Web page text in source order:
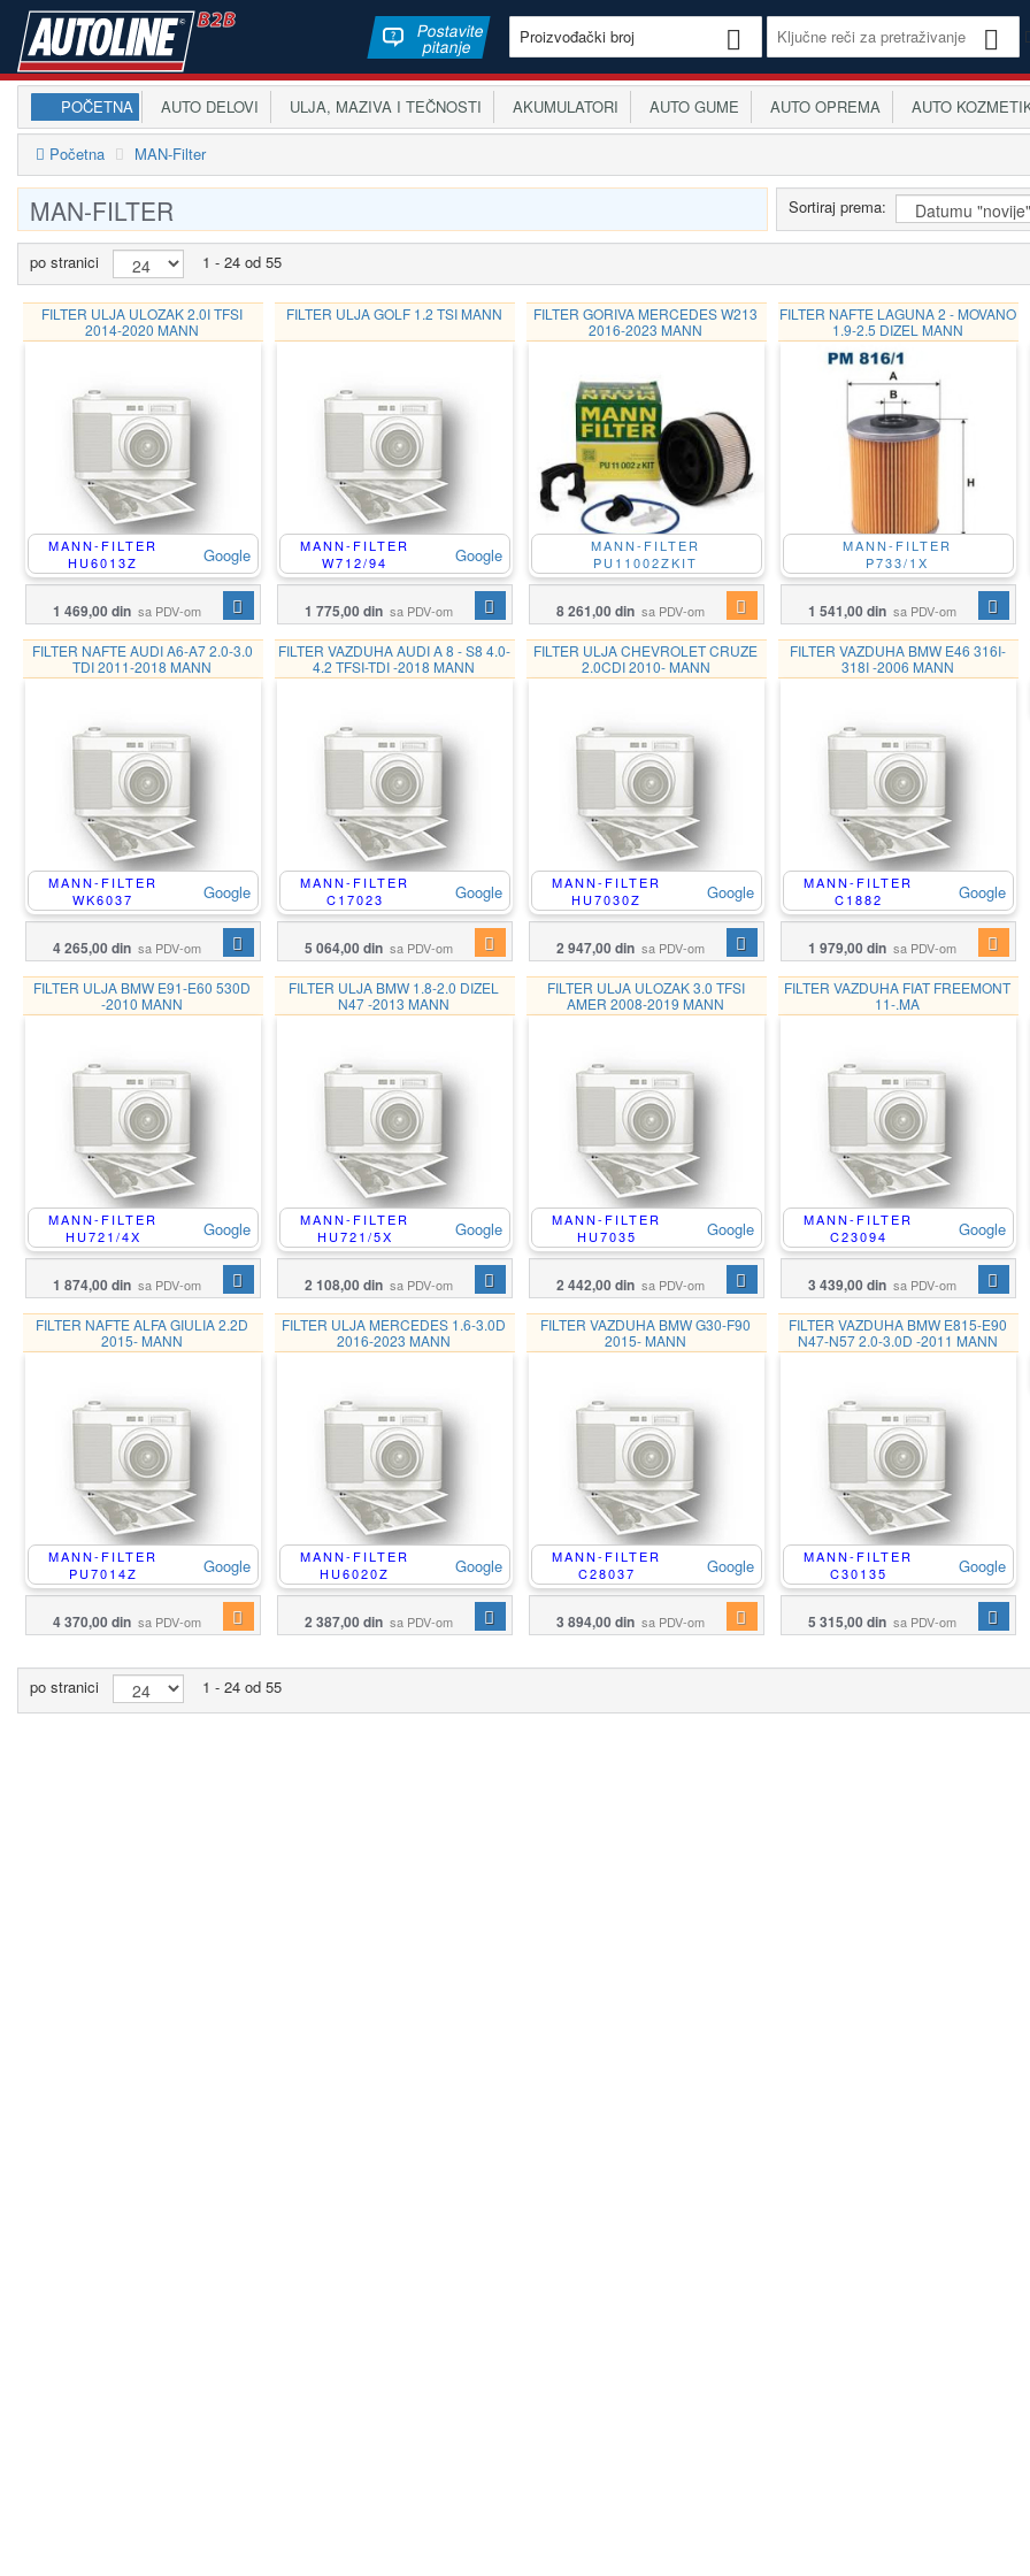
Postavite
pitanje
POČETNA AUTO DELOVI ULJA, MAZIVA I TEČNOSTI AKUMULATORI AUTO GUME AUTO OPREMA AUTO
Početna MAN-Filter
MAN-FILTER Sortiraj prema:
po stranici 1 - 24 od 55
FILTER ULJA ULOZAK 2.0I TFSI
2014-2020 MANN
MANN-FILTER
HU6013Z
Google
1 469,00 din sa PDV-om
FILTER ULJA GOLF 1.2 TSI MANN
MANN-FILTER
W712/94
Google
1 775,00 din sa PDV-om
FILTER GORIVA MERCEDES W213
2016-2023 MANN
MANN-FILTER
PU11002ZKIT
8 261,00 din sa PDV-om
FILTER NAFTE LAGUNA 2 - MOVANO
1.9-2.5 DIZEL MANN
MANN-FILTER
P733/1X
1 541,00 din sa PDV-om
FILTER NAFTE AUDI A6-A7 2.0-3.0
TDI 2011-2018 MANN
MANN-FILTER
WK6037
Google
4 265,00 din sa PDV-om
FILTER VAZDUHA AUDI A 8 - S8 4.0-
4.2 TFSI-TDI -2018 MANN
MANN-FILTER
C17023
Google
5 064,00 din sa PDV-om
FILTER ULJA CHEVROLET CRUZE
2.0CDI 2010- MANN
MANN-FILTER
HU7030Z
Google
2 947,00 din sa PDV-om
FILTER VAZDUHA BMW E46 316I-
318I -2006 MANN
MANN-FILTER
C1882
Google
1 979,00 din sa PDV-om
FILTER ULJA BMW E91-E60 530D
-2010 MANN
MANN-FILTER
HU721/4X
Google
1 874,00 din sa PDV-om
FILTER ULJA BMW 1.8-2.0 DIZEL
N47 -2013 MANN
MANN-FILTER
HU721/5X
Google
2 108,00 din sa PDV-om
FILTER ULJA ULOZAK 3.0 TFSI
AMER 2008-2019 MANN
MANN-FILTER
HU7035
Google
2 442,00 din sa PDV-om
FILTER VAZDUHA FIAT FREEMONT
11-.MA
MANN-FILTER
C23094
Google
3 439,00 din sa PDV-om
FILTER NAFTE ALFA GIULIA 2.2D
2015- MANN
MANN-FILTER
PU7014Z
Google
4 370,00 din sa PDV-om
FILTER ULJA MERCEDES 1.6-3.0D
2016-2023 MANN
MANN-FILTER
HU6020Z
Google
2 387,00 din sa PDV-om
FILTER VAZDUHA BMW G30-F90
2015- MANN
MANN-FILTER
C28037
Google
3 894,00 din sa PDV-om
FILTER VAZDUHA BMW E815-E90
N47-N57 2.0-3.0D -2011 MANN
MANN-FILTER
C30135
Google
5 315,00 din sa PDV-om
po stranici 1 - 24 od 55